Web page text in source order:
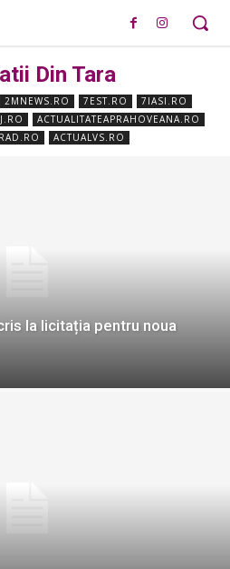
Din Tara
2MNEWS.RO 7EST.RO
7IASI.RO
ACTUALITATEAPRAHOVEANA.RO
ACTUALVS.RO
la licitația pentru noua